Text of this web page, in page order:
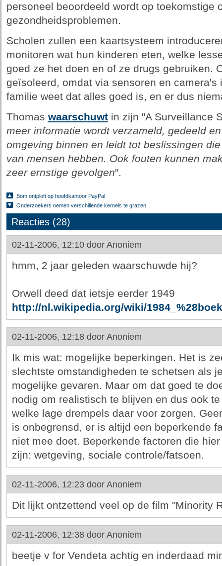
personeel beoordeeld wordt op toekomstige
gezondheidsproblemen.
Scholen zullen een kaartsysteem
monitoren wat hun kinderen eten, welke
goed ze het doen en of ze drugs gebruiken.
geïsoleerd, omdat via sensoren en
familie weet dat alles goed is, en er dus
Thomas waarschuwtin zijn "A Surveillance
meer informatie wordt verzameld, gedeeld
omgeving binnen en leidt tot beslissingen
van mensen hebben. Ook fouten kunnen
zeer ernstige gevolgen".
Bom ontploft op hoofdkantoor PayPal
Onderzoekers nemen verschillende kernels te grazen
Reacties (28)
02-11-2006, 12:10 door Anoniem
hmm, 2 jaar geleden waarschuwde hij?
Orwell deed dat ietsje eerder 1949
http://nl.wikipedia.org/wiki/
02-11-2006, 12:18 door Anoniem
Ik mis wat: mogelijke beperkingen. Het is
slechtste omstandigheden te schetsen als
mogelijke gevaren. Maar om dat goed te
nodig om realistisch te blijven en dus ook
welke lage drempels daar voor zorgen.
is onbegrensd, er is altijd een beperkende
niet mee doet. Beperkende factoren die
zijn: wetgeving, sociale controle/fatsoen.
02-11-2006, 12:23 door Anoniem
Dit lijkt ontzettend veel op de film "Minority
02-11-2006, 12:38 door Anoniem
beetje v for Vendeta achtig en inderdaad